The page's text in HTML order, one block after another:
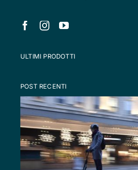
ULTIMI PRODOTTI
POST RECENTI